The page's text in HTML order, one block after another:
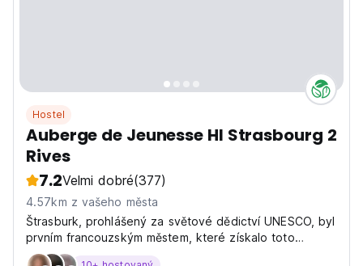
Hostel
Auberge de Jeunesse HI Strasbourg 2
Rives
7.2Velmi dobré(377)
4.57km z vašeho města
Štrasburk, prohlášený za světové dědictví UNESCO, byl
prvním francouzským městem, které získalo toto
uznání!!